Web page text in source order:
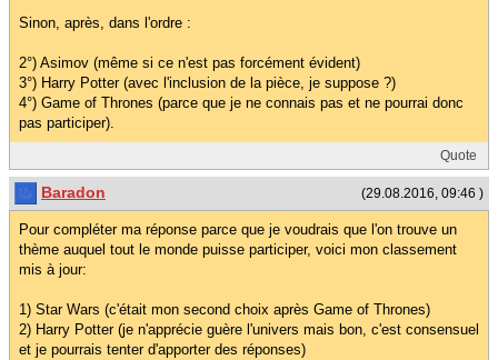
Sinon, après, dans l'ordre :
2°) Asimov (même si ce n'est pas forcément évident)
3°) Harry Potter (avec l'inclusion de la pièce, je suppose ?)
4°) Game of Thrones (parce que je ne connais pas et ne pourrai donc
pas participer).
Quote
(29.08.2016, 09:46 )
Baradon
Pour compléter ma réponse parce que je voudrais que l'on trouve un
thème auquel tout le monde puisse participer, voici mon classement
mis à jour:
1) Star Wars (c'était mon second choix après Game of Thrones)
2) Harry Potter (je n'apprécie guère l'univers mais bon, c'est consensuel
et je pourrais tenter d'apporter des réponses)